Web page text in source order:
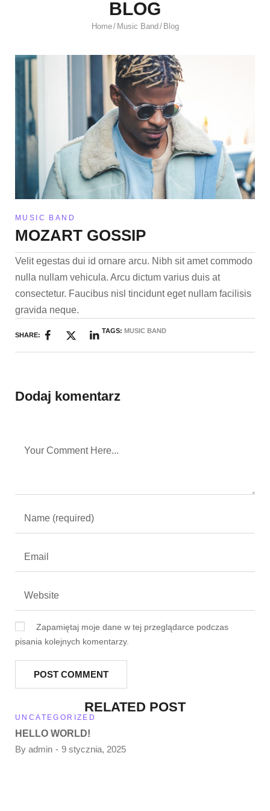
BLOG
Home/ Music Band/ Blog
MUSIC BAND
MOZART GOSSIP
Velit egestas dui id ornare arcu. Nibh sit amet commodo
nulla nullam vehicula. Arcu dictum varius duis at
consectetur. Faucibus nisl tincidunt eget nullam facilisis
gravida neque.
SHARE:
TAGS:MUSIC BAND
Dodaj komentarz
Zapamiętaj moje dane w tej przeglądarce podczas
pisania kolejnych komentarzy.
RELATED POST
UNCATEGORIZED
HELLO WORLD!
By admin 9 stycznia, 2025